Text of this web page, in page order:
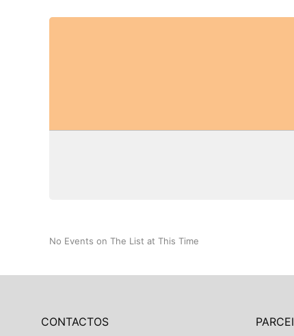
No Events on The List at This Time
CONTACTOS